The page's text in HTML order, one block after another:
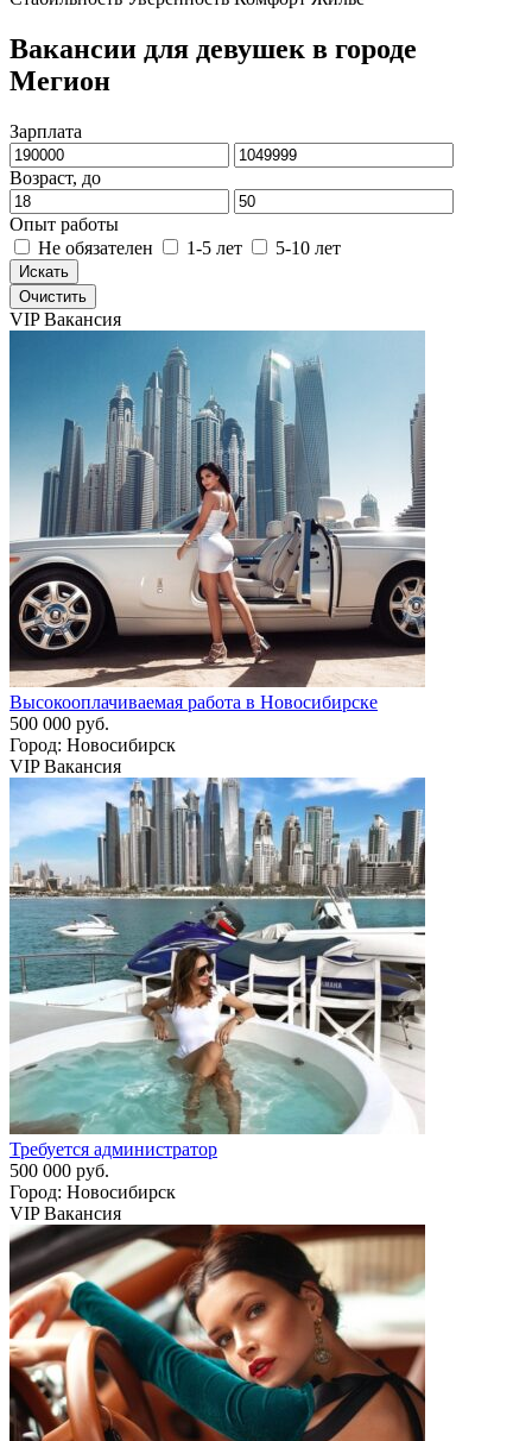
Вакансии для девушек в городе
Мегион
Зарплата
Возраст, до
Опыт работы
Не обязателен
1-5 лет 5-10 лет
Искать
Очистить
VIP Вакансия
Высокооплачиваемая работа в Новосибирске
500 000 руб.
Город: Новосибирск
VIP Вакансия
Требуется администратор
500 000 руб.
Город: Новосибирск
VIP Вакансия